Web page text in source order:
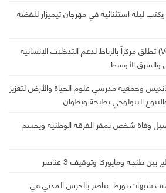
ليلة استثنائية في مهرجان تيميزار للفضة
مؤسسة “فيوليا “(Veolia) تطلق مركزاً بالرباط لدعم التدخلات الإنسانية
والشرق الأوسط
وجمعية مدرسي علوم الحياة والأرض لتعزيز
البيولوجي بطنجة وتطوان
وفاة شخص بمقر الفرقة الوطنية ويحسم
طنجة ومايوركا وتوقيف 3 عناصر
شبهات تورط عناصر بالحرس المدني في